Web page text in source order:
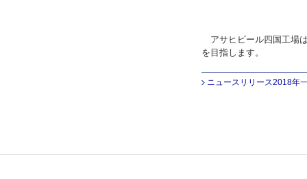
アサヒビール四国工場
を目指します。
ニュースリリース2018年